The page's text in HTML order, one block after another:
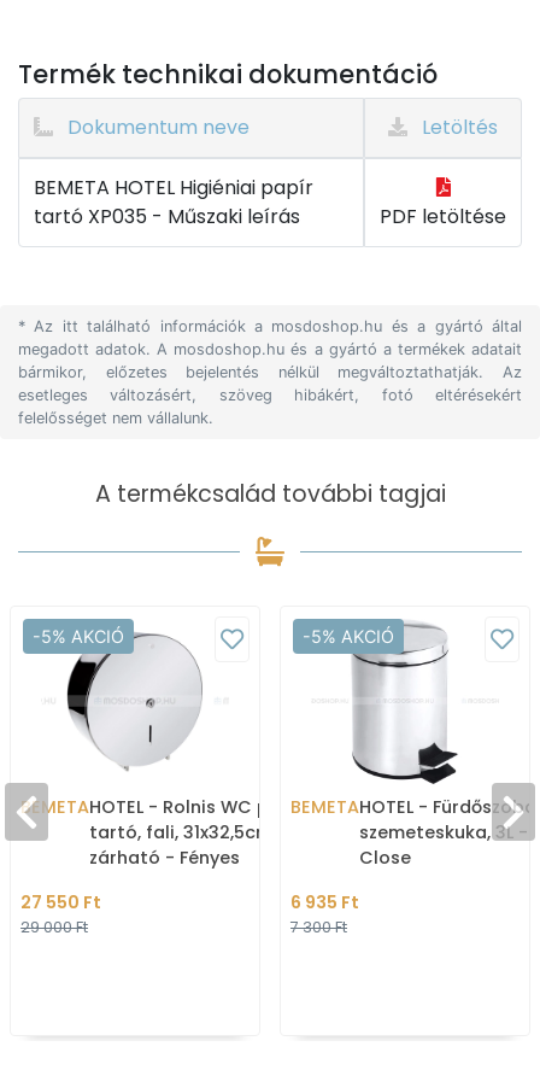
Termék technikai dokumentáció
Dokumentum neve Letöltés
BEMETA HOTEL Higiéniai papír
tartó XP035 - Műszaki leírás
PDF letöltése
* Az itt található információk a mosdoshop.hu és a gyártó által
megadott adatok. A mosdoshop.hu és a gyártó a termékek adatait
bármikor, előzetes bejelentés nélkül megváltoztathatják. Az
esetleges változásért, szöveg hibákért, fotó eltérésekért
felelősséget nem vállalunk.
A termékcsalád további tagjai
-5% AKCIÓ
BEMETAHOTEL - Rolnis WC papír
tartó, fali, 31x32,5cm,
zárható - Fényes
(148312081)(XP600)
27 550 Ft
29 000 Ft
-5% AKCIÓ
BEMETAHOTEL - Fürdőszobai
szemeteskuka, 3L -
Close
6 935 Ft
7 300 Ft